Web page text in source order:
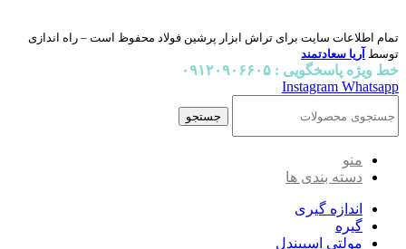
تمام اطلاعات سایت برای تراش ابزار پرشین فولاد محفوظ است – راه اندازی
توسط آریا سعادتمند
خط ویژه پاسخگویی : ۰۹۱۲۰۹۰۶۶۰۵
Instagram Whatsapp
جستجو
منو
دسته بندی ها
اندازه گیری
گیره
مولتی اسپیندل